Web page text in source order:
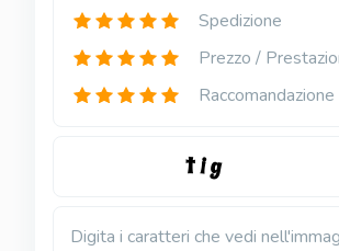
Spedizione
Prezzo /
Raccomandazione
Digita i caratteri che vedi